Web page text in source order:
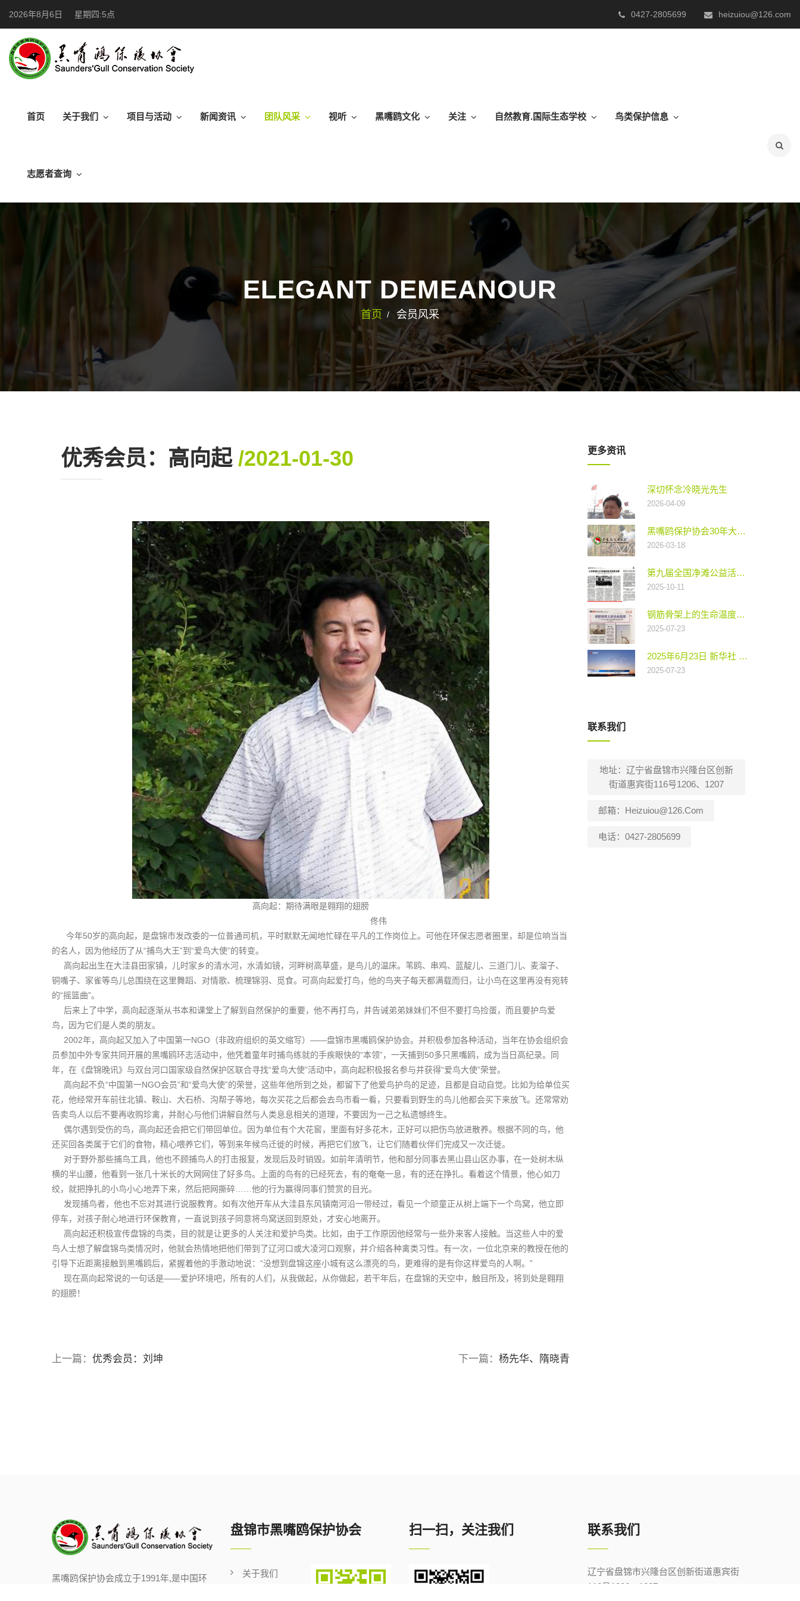
2026年8月6日 星期四:5点 0427-2805699 heizuiou@126.com
首页 关于我们 项目与活动 新闻资讯 团队风采 视听 黑嘴鸥文化 关注 自然教育.国际生态学校 鸟类保护信息
志愿者查询
ELEGANT DEMEANOUR
首页 会员风采
优秀会员：高向起 /2021-01-30
高向起：期待满眼是翱翔的翅膀
佟伟
今年50岁的高向起，是盘锦市发改委的一位普通司机，平时默默无闻地忙碌在平凡的工作岗位上。可他在环保志愿者圈里，却是位响当当
的名人，因为他经历了从“捕鸟大王”到“爱鸟大使”的转变。
高向起出生在大洼县田家镇，儿时家乡的清水河，水清如镜，河畔树高草盛，是鸟儿的温床。苇鸥、串鸡、蓝靛儿、三道门儿、麦溜子、
铜嘴子、家雀等鸟儿总围绕在这里舞蹈、对情歌、梳理锦羽、觅食。可高向起爱打鸟，他的鸟夹子每天都满载而归，让小鸟在这里再没有宛转
的“摇篮曲”。
后来上了中学，高向起逐渐从书本和课堂上了解到自然保护的重要，他不再打鸟，并告诫弟弟妹妹们不但不要打鸟捡蛋，而且要护鸟爱
鸟，因为它们是人类的朋友。
2002年，高向起又加入了中国第一NGO（非政府组织的英文缩写）——盘锦市黑嘴鸥保护协会。并积极参加各种活动，当年在协会组织会
员参加中外专家共同开展的黑嘴鸥环志活动中，他凭着童年时捕鸟练就的手疾眼快的“本领”，一天捕到50多只黑嘴鸥，成为当日高纪录。同
年，在《盘锦晚讯》与双台河口国家级自然保护区联合寻找“爱鸟大使”活动中，高向起积极报名参与并获得“爱鸟大使”荣誉。
高向起不负“中国第一NGO会员”和“爱鸟大使”的荣誉，这些年他所到之处，都留下了他爱鸟护鸟的足迹，且都是自动自觉。比如为给单位买
花，他经常开车前往北镇、鞍山、大石桥、沟帮子等地，每次买花之后都会去鸟市看一看，只要看到野生的鸟儿他都会买下来放飞。还常常劝
告卖鸟人以后不要再收购珍禽，并耐心与他们讲解自然与人类息息相关的道理，不要因为一己之私遗憾终生。
偶尔遇到受伤的鸟，高向起还会把它们带回单位。因为单位有个大花窖，里面有好多花木，正好可以把伤鸟放进散养。根据不同的鸟，他
还买回各类属于它们的食物，精心喂养它们，等到来年候鸟迁徙的时候，再把它们放飞，让它们随着伙伴们完成又一次迁徙。
对于野外那些捕鸟工具，他也不顾捕鸟人的打击报复，发现后及时销毁。如前年清明节，他和部分同事去黑山县山区办事，在一处树木纵
横的半山腰，他看到一张几十米长的大网网住了好多鸟。上面的鸟有的已经死去，有的奄奄一息，有的还在挣扎。看着这个情景，他心如刀
绞，就把挣扎的小鸟小心地弄下来，然后把网撕碎……他的行为赢得同事们赞赏的目光。
发现捕鸟者，他也不忘对其进行说服教育。如有次他开车从大洼县东风镇南河沿一带经过，看见一个顽童正从树上端下一个鸟窝，他立即
停车，对孩子耐心地进行环保教育，一直说到孩子同意将鸟窝送回到原处，才安心地离开。
高向起还积极宣传盘锦的鸟类，目的就是让更多的人关注和爱护鸟类。比如，由于工作原因他经常与一些外来客人接触。当这些人中的爱
鸟人士想了解盘锦鸟类情况时，他就会热情地把他们带到了辽河口或大凌河口观察，并介绍各种禽类习性。有一次，一位北京来的教授在他的
引导下近距离接触到黑嘴鸥后，紧握着他的手激动地说：“没想到盘锦这座小城有这么漂亮的鸟，更难得的是有你这样爱鸟的人啊。”
现在高向起常说的一句话是——爱护环境吧，所有的人们，从我做起，从你做起，若干年后，在盘锦的天空中，触目所及，将到处是翱翔
的翅膀！
上一篇： 优秀会员：刘坤 下一篇： 杨先华、隋晓青
更多资讯
深切怀念冷晓光先生
2026-04-09
黑嘴鸥保护协会30年大事记（1991——2021）
2026-03-18
第九届全国净滩公益活动（盘锦站）启动
2025-10-11
钢筋骨架上的生命温度——东方白鹳在盘锦的安居故事
2025-07-23
2025年6月23日 新华社 人工鸟巢助力 东方白鹳在新家成功繁衍
2025-07-23
联系我们
地址：辽宁省盘锦市兴隆台区创新
街道惠宾街116号1206、1207
邮箱：heizuiou@126.com
电话：0427-2805699
黑嘴鸥保护协会成立于1991年,是中国环
盘锦市黑嘴鸥保护协会
关于我们
扫一扫，关注我们 联系我们
辽宁省盘锦市兴隆台区创新街道惠宾街
116号1206、1207